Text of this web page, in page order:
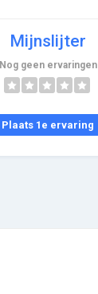
Mijnslijter
Nog geen ervaringen
Plaats 1e ervaring